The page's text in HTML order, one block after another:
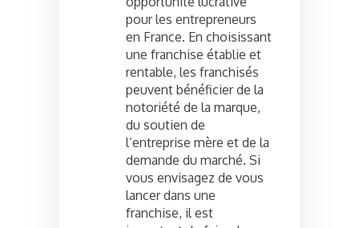
pour les entrepreneurs
en France. En choisissant
une franchise établie et
rentable, les franchisés
peuvent bénéficier de la
notoriété de la marque,
du soutien de
l’entreprise mère et de la
demande du marché. Si
vous envisagez de vous
lancer dans une
franchise, il est